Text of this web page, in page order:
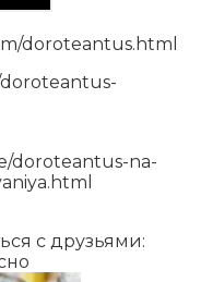
doroteantus.html
doroteantus-na-
с друзьями: